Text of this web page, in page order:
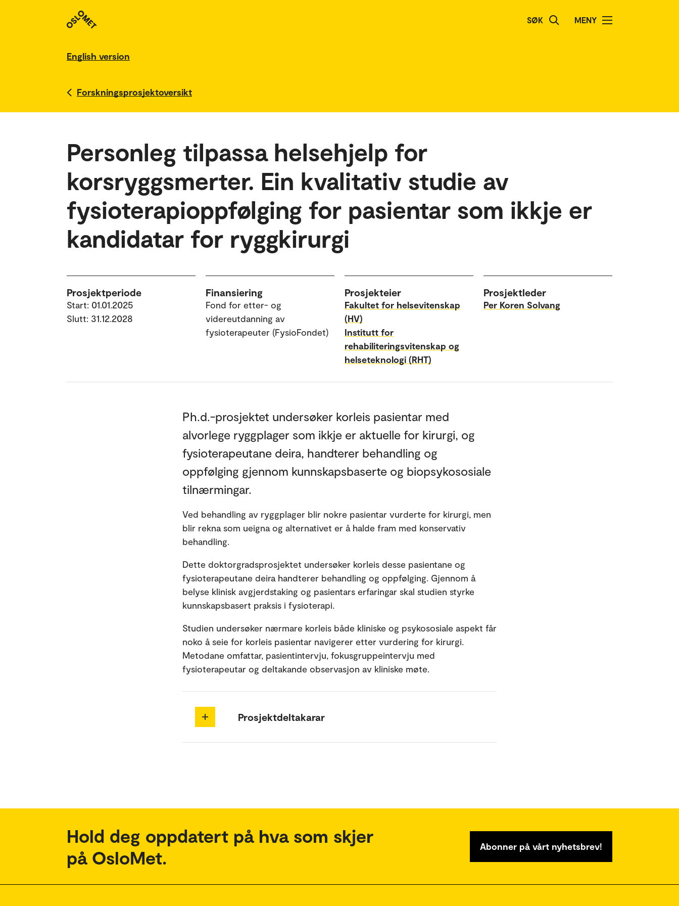
SØK MENY
English version
Forskningsprosjektoversikt
Personleg tilpassa helsehjelp for
korsryggsmerter. Ein kvalitativ studie av
fysioterapioppfølging for pasientar som ikkje er
kandidatar for ryggkirurgi
Prosjektperiode
Start: 01.01.2025
Slutt: 31.12.2028
Finansiering
Fond for etter- og
videreutdanning av
fysioterapeuter (FysioFondet)
Prosjekteier
Fakultet for helsevitenskap
(HV)
Institutt for
rehabiliteringsvitenskap og
helseteknologi (RHT)
Prosjektleder
Per Koren Solvang
Ph.d.-prosjektet undersøker korleis pasientar med
alvorlege ryggplager som ikkje er aktuelle for kirurgi, og
fysioterapeutane deira, handterer behandling og
oppfølging gjennom kunnskapsbaserte og biopsykososiale
tilnærmingar.
Ved behandling av ryggplager blir nokre pasientar vurderte for kirurgi, men
blir rekna som ueigna og alternativet er å halde fram med konservativ
behandling.
Dette doktorgradsprosjektet undersøker korleis desse pasientane og
fysioterapeutane deira handterer behandling og oppfølging. Gjennom å
belyse klinisk avgjerdstaking og pasientars erfaringar skal studien styrke
kunnskapsbasert praksis i fysioterapi.
Studien undersøker nærmare korleis både kliniske og psykososiale aspekt får
noko å seie for korleis pasientar navigerer etter vurdering for kirurgi.
Metodane omfattar, pasientintervju, fokusgruppeintervju med
fysioterapeutar og deltakande observasjon av kliniske møte.
Prosjektdeltakarar
Hold deg oppdatert på hva som skjer
på OsloMet.
Abonner på vårt nyhetsbrev!